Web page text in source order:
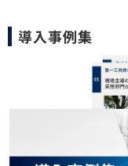
導入事例集